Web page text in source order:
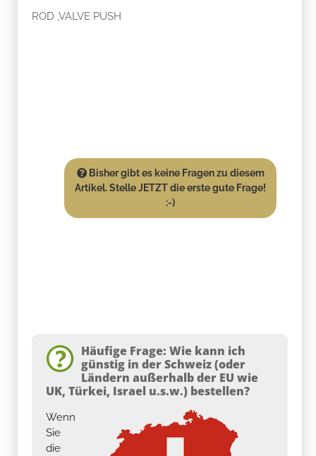
ROD ,VALVE PUSH
Bisher gibt es keine Fragen zu diesem
Artikel. Stelle JETZT die erste gute Frage!
:-)
Häufige Frage: Wie kann ich
günstig in der Schweiz (oder
Ländern außerhalb der EU wie
UK, Türkei, Israel u.s.w.) bestellen?
Wenn
Sie
die